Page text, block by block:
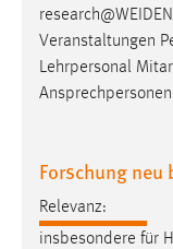
Veranstaltungen
Lehrpersonal
Forschung neu
Relevanz:
insbesondere für